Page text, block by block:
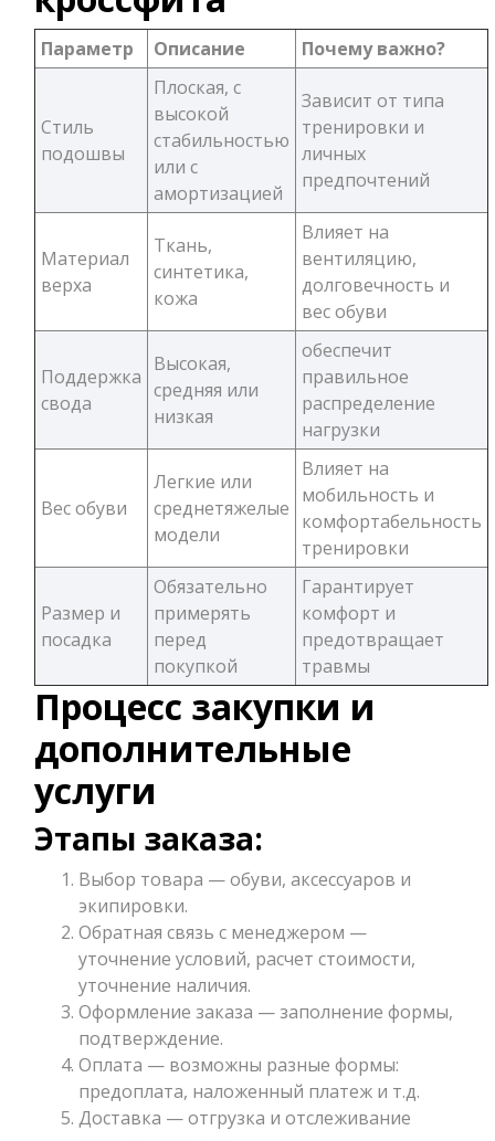
Параметр Описание Почему важно?
Стиль
подошвы
Плоская, с
высокой
стабильностью
или с
амортизацией
Зависит от типа
тренировки и
личных
предпочтений
Материал
верха
Ткань,
синтетика,
кожа
Влияет на
вентиляцию,
долговечность и
вес обуви
Поддержка
свода
Высокая,
средняя или
низкая
обеспечит
правильное
распределение
нагрузки
Вес обуви
Легкие или
среднетяжелые
модели
Влияет на
мобильность и
комфортабельность
тренировки
Размер и
посадка
Обязательно
примерять
перед
покупкой
Гарантирует
комфорт и
предотвращает
травмы
Процесс закупки и
дополнительные
услуги
Этапы заказа:
Выбор товара — обуви, аксессуаров и
экипировки.
Обратная связь с менеджером —
уточнение условий, расчет стоимости,
уточнение наличия.
Оформление заказа — заполнение формы,
подтверждение.
Оплата — возможны разные формы:
предоплата, наложенный платеж и т.д.
Доставка — отгрузка и отслеживание